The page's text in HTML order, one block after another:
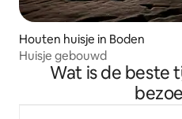
Houten huisje in Boden
Huisje gebouwd
Wat is de beste